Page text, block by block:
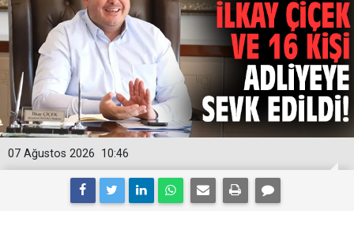
10:46
07 Ağustos 2026